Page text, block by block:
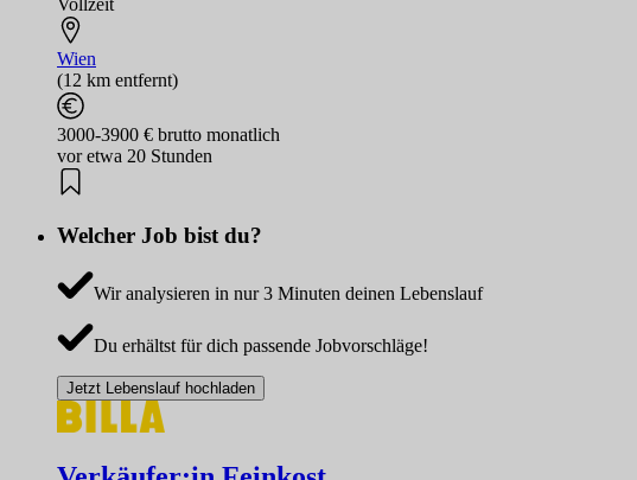
Vollzeit
Wien
(12 km entfernt)
3000-3900 € brutto monatlich
vor etwa 20 Stunden
Welcher Job bist du?
Wir analysieren in nur 3 Minuten deinen Lebenslauf
Du erhältst für dich passende Jobvorschläge!
Jetzt Lebenslauf hochladen